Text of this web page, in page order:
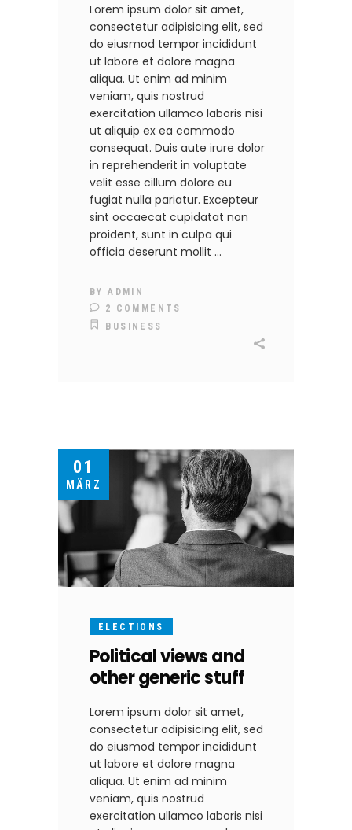
Lorem ipsum dolor sit amet,
consectetur adipisicing elit, sed
do eiusmod tempor incididunt
ut labore et dolore magna
aliqua. Ut enim ad minim
veniam, quis nostrud
exercitation ullamco laboris nisi
ut aliquip ex ea commodo
consequat. Duis aute irure dolor
in reprehenderit in voluptate
velit esse cillum dolore eu
fugiat nulla pariatur. Excepteur
sint occaecat cupidatat non
proident, sunt in culpa qui
officia deserunt mollit
BYADMIN
2 COMMENTS
BUSINESS
01
MÄRZ
ELECTIONS
Political views and
other generic stuff
Lorem ipsum dolor sit amet,
consectetur adipisicing elit, sed
do eiusmod tempor incididunt
ut labore et dolore magna
aliqua. Ut enim ad minim
veniam, quis nostrud
exercitation ullamco laboris nisi